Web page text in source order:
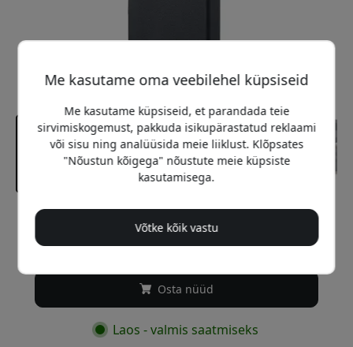
Soovitatav hind
49.99 EUR
Osta nüüd
Laos - valmis saatmiseks
Me kasutame oma veebilehel küpsiseid
Me kasutame küpsiseid, et parandada teie
sirvimiskogemust, pakkuda isikupärastatud reklaami
või sisu ning analüüsida meie liiklust. Klõpsates
"Nõustun kõigega" nõustute meie küpsiste
kasutamisega.
Võtke kõik vastu